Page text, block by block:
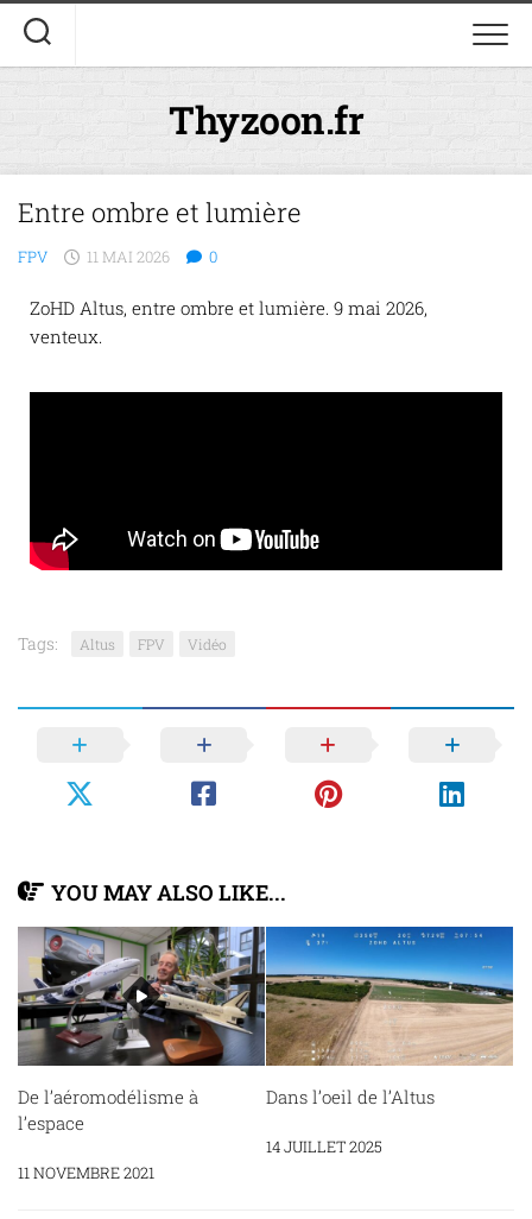
Thyzoon.fr
Entre ombre et lumière
FPV 11 MAI 2026 0
ZoHD Altus, entre ombre et lumière. 9 mai 2026,
venteux.
Tags: Altus FPV Vidéo
YOU MAY ALSO LIKE...
De l’aéromodélisme à
l’espace
11 NOVEMBRE 2021
Dans l’oeil de l’Altus
14 JUILLET 2025